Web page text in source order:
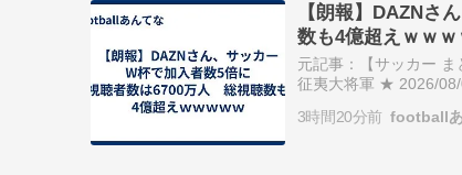
【朗報】DAZNさ
数も4億超えｗｗｗ
元記事：【サッカー
征夷大将軍 ★ 2026/
3時間20分前 football